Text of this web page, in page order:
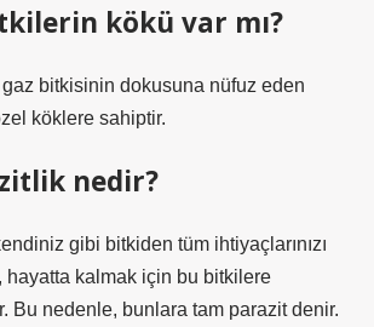
kökü var mı?
bitkisinin dokusuna nüfuz eden
köklere sahiptir.
nedir?
gibi bitkiden tüm ihtiyaçlarınızı
hayatta kalmak için bu bitkilere
Bu nedenle, bunlara tam parazit denir.